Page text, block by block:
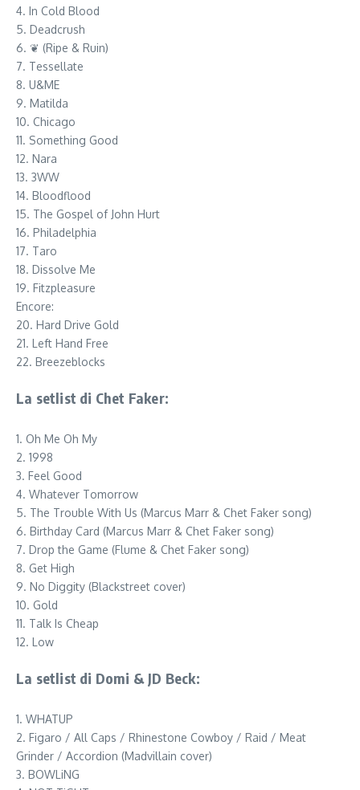
4. In Cold Blood
5. Deadcrush
6. ❦ (Ripe & Ruin)
7. Tessellate
8. U&ME
9. Matilda
10. Chicago
11. Something Good
12. Nara
13. 3WW
14. Bloodflood
15. The Gospel of John Hurt
16. Philadelphia
17. Taro
18. Dissolve Me
19. Fitzpleasure
Encore:
20. Hard Drive Gold
21. Left Hand Free
22. Breezeblocks
La setlist di Chet Faker:
1. Oh Me Oh My
2. 1998
3. Feel Good
4. Whatever Tomorrow
5. The Trouble With Us (Marcus Marr & Chet Faker song)
6. Birthday Card (Marcus Marr & Chet Faker song)
7. Drop the Game (Flume & Chet Faker song)
8. Get High
9. No Diggity (Blackstreet cover)
10. Gold
11. Talk Is Cheap
12. Low
La setlist di Domi & JD Beck:
1. WHATUP
2. Figaro / All Caps / Rhinestone Cowboy / Raid / Meat
Grinder / Accordion (Madvillain cover)
3. BOWLiNG